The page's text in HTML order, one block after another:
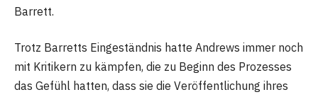
Barrett.
Trotz Barretts Eingeständnis hatte Andrews immer noch
mit Kritikern zu kämpfen, die zu Beginn des Prozesses
das Gefühl hatten, dass sie die Veröffentlichung ihres